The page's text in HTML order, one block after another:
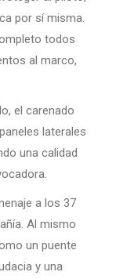
por sí misma.
todos
al marco,
el carenado
laterales
una calidad
a los 37
Al mismo
un puente
y una